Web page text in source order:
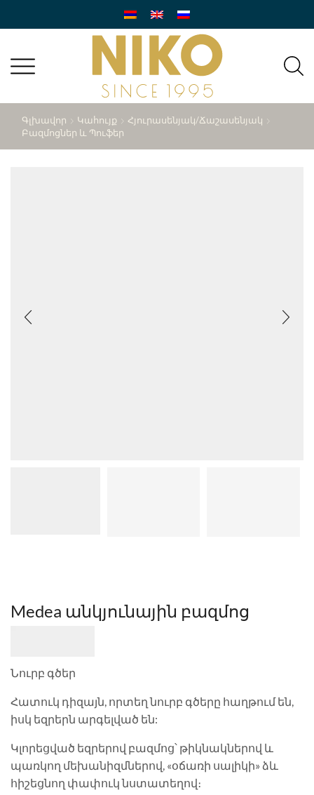
Գլխավոր Կահույք
Հյուրասենյակ/ճաշասենյակ
Բազմոցներ ԵՒ Պուֆեր
Medea անկյունային բազմոց
Նուրբ գծեր
Հատուկ դիզայն, որտեղ նուրբ գծերը հաղթում են,
իսկ եզրերն արգելված են:
Կլորեցված եզրերով բազմոց՝ թիկնակներով և
պառկող մեխանիզմներով, «օճառի սալիկի» ձև
հիշեցնող փափուկ նստատեղով։